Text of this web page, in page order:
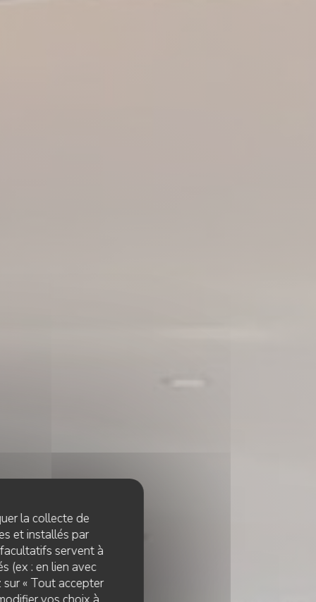
la collecte de
et installés par
servent à
(ex : en lien avec
« Tout accepter